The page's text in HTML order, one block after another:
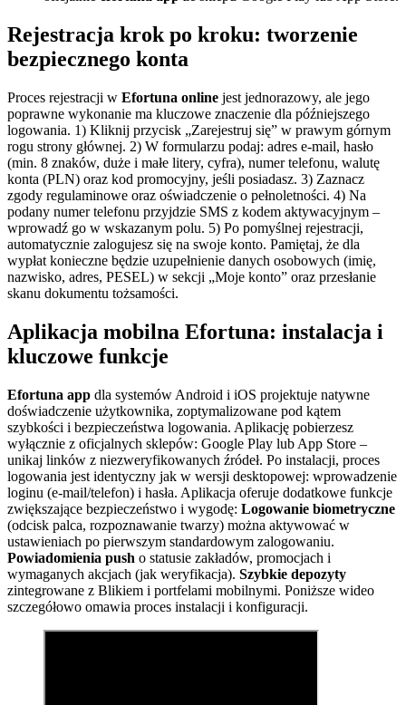
Rejestracja krok po kroku: tworzenie
bezpiecznego konta
Proces rejestracji w Efortuna online jest jednorazowy, ale jego
poprawne wykonanie ma kluczowe znaczenie dla późniejszego
logowania. 1) Kliknij przycisk „Zarejestruj się” w prawym górnym
rogu strony głównej. 2) W formularzu podaj: adres e-mail, hasło
(min. 8 znaków, duże i małe litery, cyfra), numer telefonu, walutę
konta (PLN) oraz kod promocyjny, jeśli posiadasz. 3) Zaznacz
zgody regulaminowe oraz oświadczenie o pełnoletności. 4) Na
podany numer telefonu przyjdzie SMS z kodem aktywacyjnym –
wprowadź go w wskazanym polu. 5) Po pomyślnej rejestracji,
automatycznie zalogujesz się na swoje konto. Pamiętaj, że dla
wypłat konieczne będzie uzupełnienie danych osobowych (imię,
nazwisko, adres, PESEL) w sekcji „Moje konto” oraz przesłanie
skanu dokumentu tożsamości.
Aplikacja mobilna Efortuna: instalacja i
kluczowe funkcje
Efortuna app dla systemów Android i iOS projektuje natywne
doświadczenie użytkownika, zoptymalizowane pod kątem
szybkości i bezpieczeństwa logowania. Aplikację pobierzesz
wyłącznie z oficjalnych sklepów: Google Play lub App Store –
unikaj linków z niezweryfikowanych źródeł. Po instalacji, proces
logowania jest identyczny jak w wersji desktopowej: wprowadzenie
loginu (e-mail/telefon) i hasła. Aplikacja oferuje dodatkowe funkcje
zwiększające bezpieczeństwo i wygodę: Logowanie biometryczne
(odcisk palca, rozpoznawanie twarzy) można aktywować w
ustawieniach po pierwszym standardowym zalogowaniu.
Powiadomienia push o statusie zakładów, promocjach i
wymaganych akcjach (jak weryfikacja). Szybkie depozyty
zintegrowane z Blikiem i portfelami mobilnymi. Poniższe wideo
szczegółowo omawia proces instalacji i konfiguracji.